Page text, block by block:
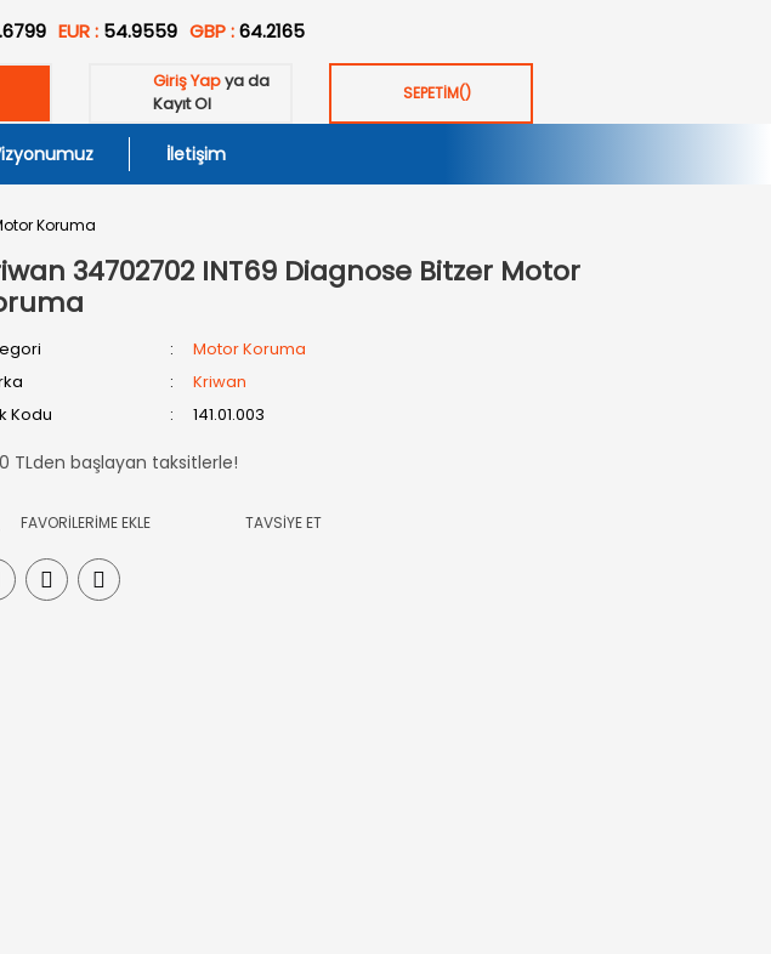
EUR : 54.9559 GBP :64.2165
Giriş Yapya da
Kayıt Ol
SEPETİM()
İletişim
Koruma
34702702 INT69 Diagnose Bitzer Motor
Motor Koruma
Kriwan
Kodu
141.01.003
TLden başlayan taksitlerle!
TAVSİYE ET